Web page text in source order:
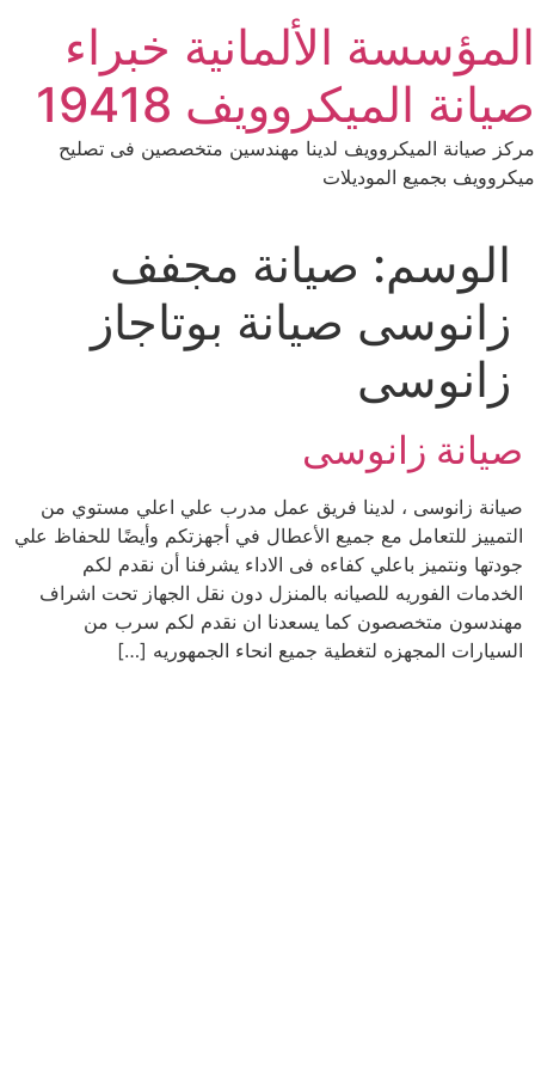
content
المؤسسة الألمانية خبراء
صيانة الميكروويف 19418
مركز صيانة الميكروويف لدينا مهندسين متخصصين فى تصليح
ميكروويف بجميع الموديلات
الوسم: صيانة مجفف
زانوسى صيانة بوتاجاز
زانوسى
صيانة زانوسى
صيانة زانوسى ، لدينا فريق عمل مدرب علي اعلي مستوي من
التمييز للتعامل مع جميع الأعطال في أجهزتكم وأيضًا للحفاظ علي
جودتها ونتميز باعلي كفاءه فى الاداء يشرفنا أن نقدم لكم
الخدمات الفوريه للصيانه بالمنزل دون نقل الجهاز تحت اشراف
مهندسون متخصصون كما يسعدنا ان نقدم لكم سرب من
السيارات المجهزه لتغطية جميع انحاء الجمهوريه […]